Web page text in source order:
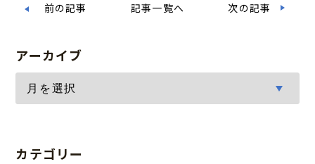
前の記事 記事一覧へ 次の記事
アーカイブ
カテゴリー